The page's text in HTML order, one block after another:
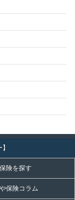
険を探す
保険コラム